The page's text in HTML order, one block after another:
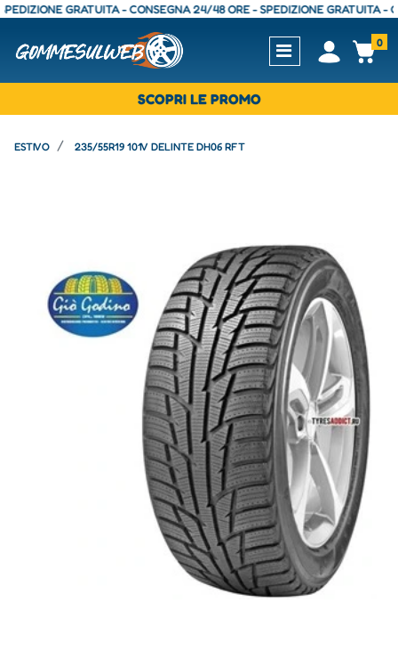
GRATUITA - CONSEGNA 24/48 ORE - SPEDIZIONE GRATUITA -
Open0
SCOPRI LE PROMO
ESTIVO 235/55R19 101V DELINTE DH06 RFT